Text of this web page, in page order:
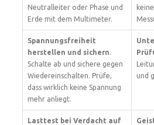
Neutralleiter oder Phase und
Erde mit dem Multimeter.
Spannungsfreiheit
herstellen und sichern.
Schalte ab und sichere gegen
Wiedereinschalten. Prüfe,
dass wirklich keine Spannung
mehr anliegt.
und
Lasttest bei Verdacht auf